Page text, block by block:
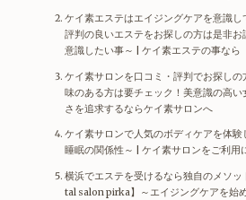
ケイ素エステはエイジングケアを意識し
評判の良いエステをお探しの方は是非
意識したい事～ | ケイ素エステの事なら
ケイ素サロンを口コミ・評判でお探し
味のある方は要チェック！美意識の高い
さを追求するならケイ素サロンへ
ケイ素サロンで人気のボディケアを体験
睡眠の関係性～ | ケイ素サロンをご利用
横浜でエステを受けるなら独自のメソ
tal salon pirka】～エイジングケアを始